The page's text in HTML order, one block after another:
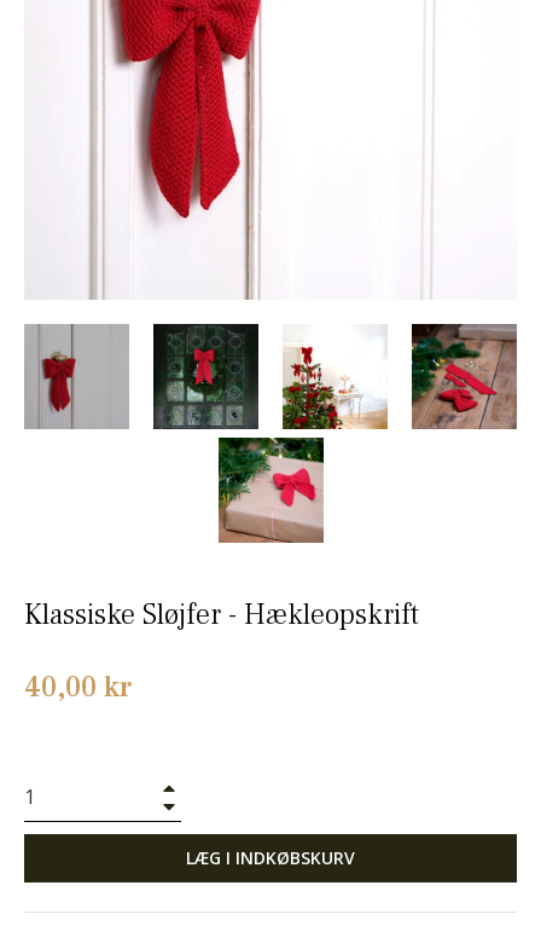
Klassiske Sløjfer - Hækleopskrift
Normalpris
40,00 kr
LÆG I INDKØBSKURV